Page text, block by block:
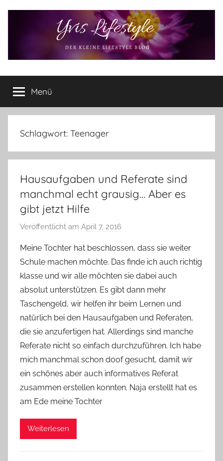
Yvis
Lifestyle
Lifestyle
Blog
–
Lifestyle,
Produkttests
vieles
Menü
Schlagwort: Teenager
Hausaufgaben und Referate sind
manchmal echt grausig… Aber es
gibt jetzt Hilfe
Veröffentlicht am April 7, 2016
n
Y
v
o
n
n
e
Meine Tochter hat beschlossen, dass sie weiter
Schule machen möchte. Das finde ich auch richtig
klasse und wir alle möchten sie dabei auch
absolut unterstützen. Es gibt dann mehr
Taschengeld, wir helfen ihr beim Lernen und
natürlich bei den Hausaufgaben und Referaten,
die sie anzufertigen hat. Allerdings sind manche
Referate nicht so einfach durchzuführen. Ich habe
mich manchmal schon doof gesucht, damit wir
ein schönes aber auch informatives Referat
zusammen erstellen konnten. Naja erstellt hat es
am Ede meine Tochter
Weiterlesen